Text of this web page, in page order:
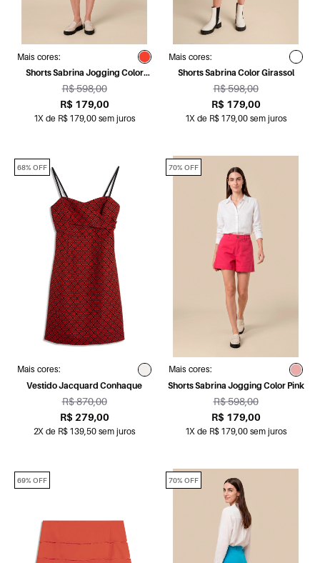
Mais cores:
Shorts Sabrina Jogging Color
Vermelho
R$ 598,00
R$ 179,00
1X de R$ 179,00 sem juros
Mais cores:
Shorts Sabrina Color Girassol
R$ 598,00
R$ 179,00
1X de R$ 179,00 sem juros
Mais cores:
Vestido Jacquard Conhaque
R$ 870,00
R$ 279,00
2X de R$ 139,50 sem juros
68% OFF
Mais cores:
Shorts Sabrina Jogging Color Pink
R$ 598,00
R$ 179,00
1X de R$ 179,00 sem juros
70% OFF
69% OFF 70% OFF